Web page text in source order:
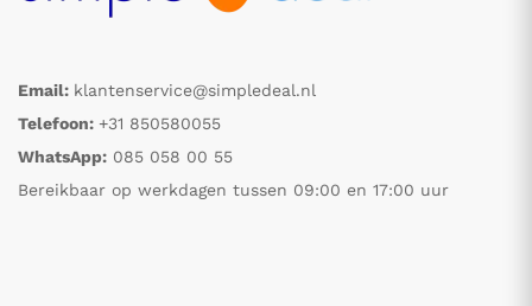
Email: klantenservice@simpledeal.nl
Telefoon: +31 850580055
WhatsApp: 085 058 00 55
Bereikbaar op werkdagen tussen 09:00 en 17:00 uur